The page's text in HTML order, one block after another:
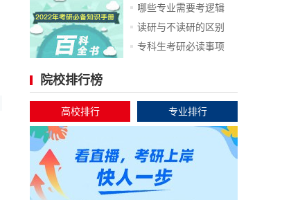
哪些专业需要考逻辑
读研与不读研的区别
专科生考研必读事项
院校排行榜
高校排行 专业排行